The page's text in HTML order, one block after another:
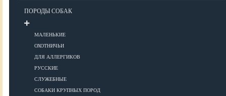
ПОРОДЫ СОБАК
МАЛЕНЬКИЕ
ОХОТНИЧЬИ
ДЛЯ АЛЛЕРГИКОВ
РУССКИЕ
СЛУЖЕБНЫЕ
СОБАКИ КРУПНЫХ ПОРОД
Препараты
ВОСПИТАНИЕ